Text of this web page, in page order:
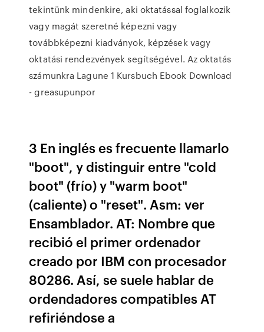
tekintünk mindenkire, aki oktatással foglalkozik
vagy magát szeretné képezni vagy
továbbképezni kiadványok, képzések vagy
oktatási rendezvények segítségével. Az oktatás
számunkra Lagune 1 Kursbuch Ebook Download
- greasupunpor
3 En inglés es frecuente llamarlo
"boot", y distinguir entre "cold
boot" (frío) y "warm boot"
(caliente) o "reset". Asm: ver
Ensamblador. AT: Nombre que
recibió el primer ordenador
creado por IBM con procesador
80286. Así, se suele hablar de
ordendadores compatibles AT
refiriéndose a